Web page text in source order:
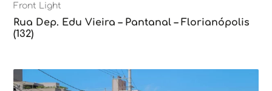
Front Light
Rua Dep. Edu Vieira – Pantanal – Florianópolis
(132)